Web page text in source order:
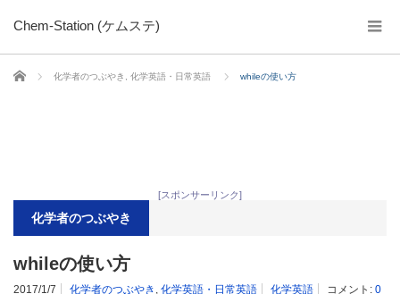
Chem-Station (ケムステ)
ホーム 化学者のつぶやき 化学英語・日常英語 whileの使い方
[スポンサーリンク]
化学者のつぶやき
whileの使い方
2017/1/7 化学者のつぶやき , 化学英語・日常英語 化学英語 コメント: 0